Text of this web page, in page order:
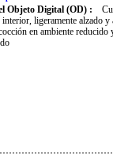
Objeto Digital (OD) :
interior, ligeramente alzado
en ambiente